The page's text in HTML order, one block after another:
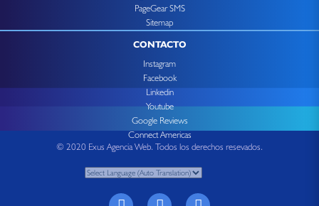
PageGear SMS
Sitemap
CONTACTO
Instagram
Facebook
Linkedin
Youtube
Google Reviews
Connect Americas
© 2020 Exus Agencia Web. Todos los derechos resevados.